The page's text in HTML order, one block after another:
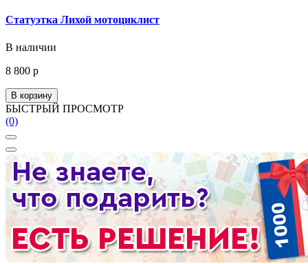
Статуэтка Лихой мотоциклист
В наличии
8 800 р
В корзину
БЫСТРЫЙ ПРОСМОТР
(0)